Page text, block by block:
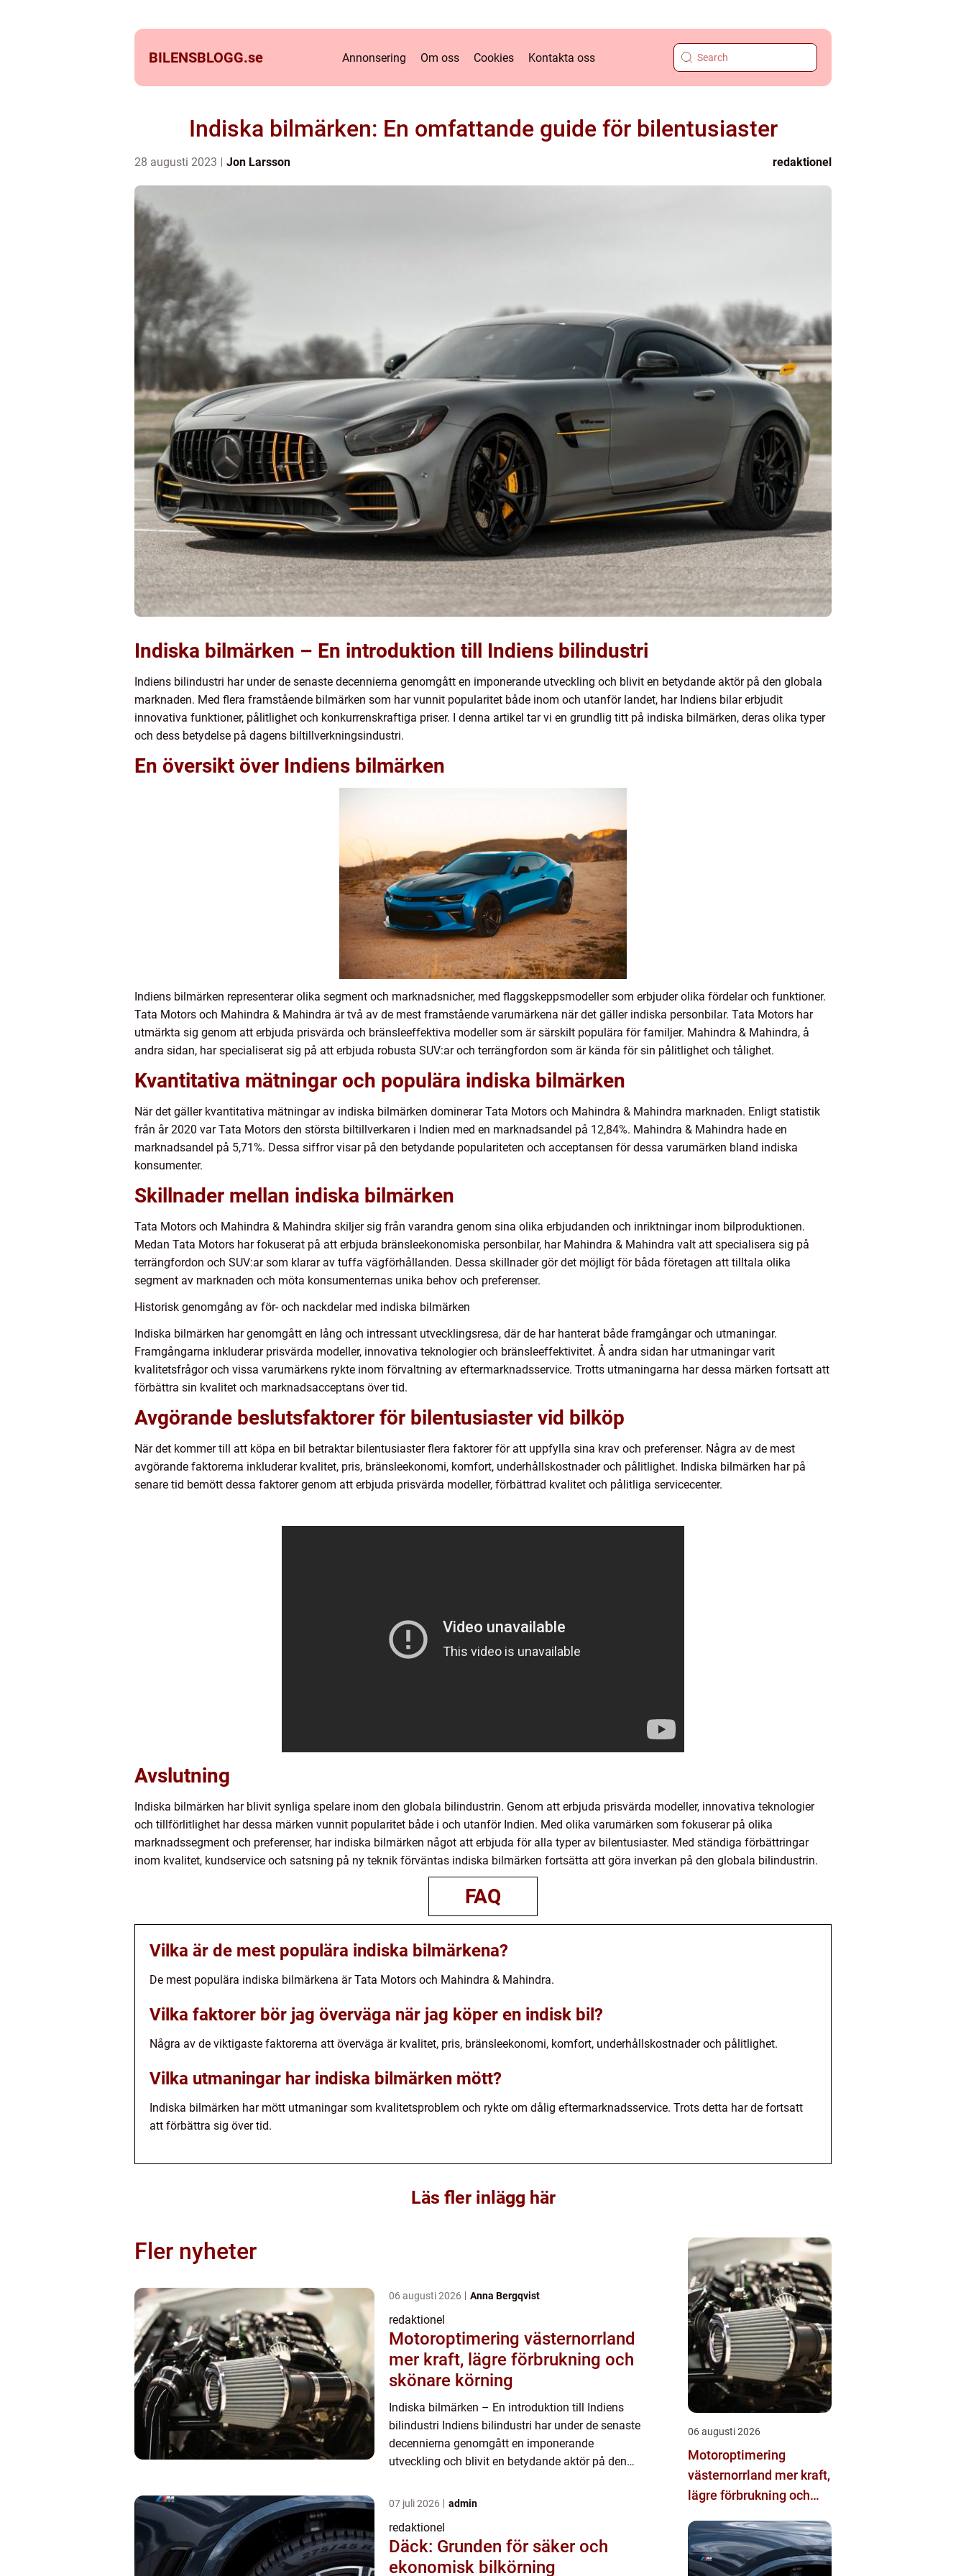
BILENSBLOGG.se Annonsering Om oss Cookies Kontakta oss
Indiska bilmärken: En omfattande guide för bilentusiaster
28 augusti 2023 Jon Larsson redaktionel
Indiska bilmärken – En introduktion till Indiens bilindustri
Indiens bilindustri har under de senaste decennierna genomgått en imponerande utveckling och blivit en betydande aktör på den globala
marknaden. Med flera framstående bilmärken som har vunnit popularitet både inom och utanför landet, har Indiens bilar erbjudit
innovativa funktioner, pålitlighet och konkurrenskraftiga priser. I denna artikel tar vi en grundlig titt på indiska bilmärken, deras olika typer
och dess betydelse på dagens biltillverkningsindustri.
En översikt över Indiens bilmärken
Indiens bilmärken representerar olika segment och marknadsnicher, med flaggskeppsmodeller som erbjuder olika fördelar och funktioner.
Tata Motors och Mahindra & Mahindra är två av de mest framstående varumärkena när det gäller indiska personbilar. Tata Motors har
utmärkta sig genom att erbjuda prisvärda och bränsleeffektiva modeller som är särskilt populära för familjer. Mahindra & Mahindra, å
andra sidan, har specialiserat sig på att erbjuda robusta SUV:ar och terrängfordon som är kända för sin pålitlighet och tålighet.
Kvantitativa mätningar och populära indiska bilmärken
När det gäller kvantitativa mätningar av indiska bilmärken dominerar Tata Motors och Mahindra & Mahindra marknaden. Enligt statistik
från år 2020 var Tata Motors den största biltillverkaren i Indien med en marknadsandel på 12,84%. Mahindra & Mahindra hade en
marknadsandel på 5,71%. Dessa siffror visar på den betydande populariteten och acceptansen för dessa varumärken bland indiska
konsumenter.
Skillnader mellan indiska bilmärken
Tata Motors och Mahindra & Mahindra skiljer sig från varandra genom sina olika erbjudanden och inriktningar inom bilproduktionen.
Medan Tata Motors har fokuserat på att erbjuda bränsleekonomiska personbilar, har Mahindra & Mahindra valt att specialisera sig på
terrängfordon och SUV:ar som klarar av tuffa vägförhållanden. Dessa skillnader gör det möjligt för båda företagen att tilltala olika
segment av marknaden och möta konsumenternas unika behov och preferenser.
Historisk genomgång av för- och nackdelar med indiska bilmärken
Indiska bilmärken har genomgått en lång och intressant utvecklingsresa, där de har hanterat både framgångar och utmaningar.
Framgångarna inkluderar prisvärda modeller, innovativa teknologier och bränsleeffektivitet. Å andra sidan har utmaningar varit
kvalitetsfrågor och vissa varumärkens rykte inom förvaltning av eftermarknadsservice. Trotts utmaningarna har dessa märken fortsatt att
förbättra sin kvalitet och marknadsacceptans över tid.
Avgörande beslutsfaktorer för bilentusiaster vid bilköp
När det kommer till att köpa en bil betraktar bilentusiaster flera faktorer för att uppfylla sina krav och preferenser. Några av de mest
avgörande faktorerna inkluderar kvalitet, pris, bränsleekonomi, komfort, underhållskostnader och pålitlighet. Indiska bilmärken har på
senare tid bemött dessa faktorer genom att erbjuda prisvärda modeller, förbättrad kvalitet och pålitliga servicecenter.
Avslutning
Indiska bilmärken har blivit synliga spelare inom den globala bilindustrin. Genom att erbjuda prisvärda modeller, innovativa teknologier
och tillförlitlighet har dessa märken vunnit popularitet både i och utanför Indien. Med olika varumärken som fokuserar på olika
marknadssegment och preferenser, har indiska bilmärken något att erbjuda för alla typer av bilentusiaster. Med ständiga förbättringar
inom kvalitet, kundservice och satsning på ny teknik förväntas indiska bilmärken fortsätta att göra inverkan på den globala bilindustrin.
FAQ
Vilka är de mest populära indiska bilmärkena?
De mest populära indiska bilmärkena är Tata Motors och Mahindra & Mahindra.
Vilka faktorer bör jag överväga när jag köper en indisk bil?
Några av de viktigaste faktorerna att överväga är kvalitet, pris, bränsleekonomi, komfort, underhållskostnader och pålitlighet.
Vilka utmaningar har indiska bilmärken mött?
Indiska bilmärken har mött utmaningar som kvalitetsproblem och rykte om dålig eftermarknadsservice. Trots detta har de fortsatt
att förbättra sig över tid.
Läs fler inlägg här
Fler nyheter
06 augusti 2026 Anna Bergqvist
redaktionel
Motoroptimering västernorrland
mer kraft, lägre förbrukning och
skönare körning
Indiska bilmärken – En introduktion till Indiens
bilindustri Indiens bilindustri har under de senaste
decennierna genomgått en imponerande
utveckling och blivit en betydande aktör på den
bilmärken som ha...
07 juli 2026 admin
redaktionel
Däck: Grunden för säker och
ekonomisk bilkörning
06 augusti 2026
Motoroptimering
västernorrland mer kraft,
lägre förbrukning och